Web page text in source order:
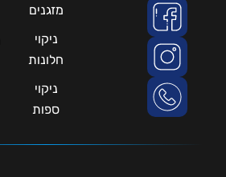
מזגנים
ניקוי
חלונות
ניקוי
ספות